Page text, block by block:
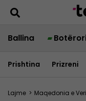
Ballina
Prishtina Prizreni
Lajme > Maqedonia e